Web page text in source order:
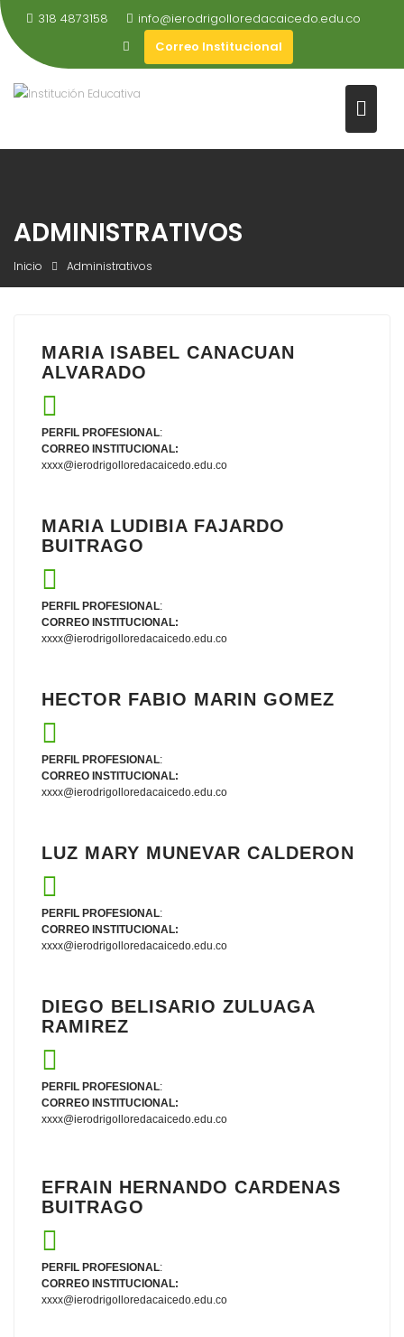
318 4873158
info@ierodrigolloredacaicedo.edu.co
Correo Institucional
ADMINISTRATIVOS
Inicio Administrativos
MARIA ISABEL CANACUAN
ALVARADO
PERFIL PROFESIONAL:
CORREO INSTITUCIONAL:
xxxx@ierodrigolloredacaicedo.edu.co
MARIA LUDIBIA FAJARDO
BUITRAGO
PERFIL PROFESIONAL:
CORREO INSTITUCIONAL:
xxxx@ierodrigolloredacaicedo.edu.co
HECTOR FABIO MARIN GOMEZ
PERFIL PROFESIONAL:
CORREO INSTITUCIONAL:
xxxx@ierodrigolloredacaicedo.edu.co
LUZ MARY MUNEVAR CALDERON
PERFIL PROFESIONAL:
CORREO INSTITUCIONAL:
xxxx@ierodrigolloredacaicedo.edu.co
DIEGO BELISARIO ZULUAGA
RAMIREZ
PERFIL PROFESIONAL:
CORREO INSTITUCIONAL:
xxxx@ierodrigolloredacaicedo.edu.co
EFRAIN HERNANDO CARDENAS
BUITRAGO
PERFIL PROFESIONAL:
CORREO INSTITUCIONAL:
xxxx@ierodrigolloredacaicedo.edu.co